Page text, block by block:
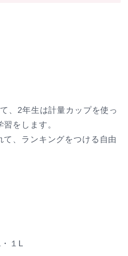
、2年生は計量カップを使っ
をします。
て、ランキングをつける自由
１L